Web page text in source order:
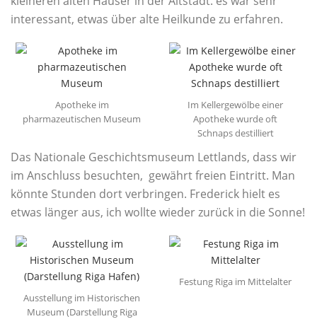
interessant, etwas über alte Heilkunde zu erfahren.
Im Kellergewölbe einer
Apotheke wurde oft
Schnaps destilliert
Apotheke im
pharmazeutischen Museum
Das Nationale Geschichtsmuseum Lettlands, dass wir
im Anschluss besuchten, gewährt freien Eintritt. Man
könnte Stunden dort verbringen. Frederick hielt es
etwas länger aus, ich wollte wieder zurück in die Sonne!
Festung Riga im Mittelalter
Ausstellung im Historischen
Museum (Darstellung Riga